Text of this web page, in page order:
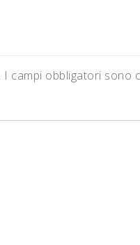
I campi obbligatori sono